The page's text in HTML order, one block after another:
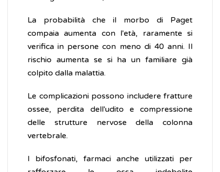
La probabilità che il morbo di Paget
compaia aumenta con l'età, raramente si
verifica in persone con meno di 40 anni. Il
rischio aumenta se si ha un familiare già
colpito dalla malattia.
Le complicazioni possono includere fratture
ossee, perdita dell'udito e compressione
delle strutture nervose della colonna
vertebrale.
I bifosfonati, farmaci anche utilizzati per